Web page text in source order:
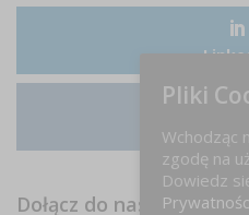
Dołącz do nas na FB!
Pliki
Wchodząc
zgodę na
Dowiedz